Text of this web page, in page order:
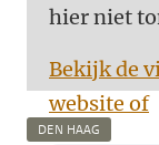
hier niet
Bekijk de
website of
DEN HAAG